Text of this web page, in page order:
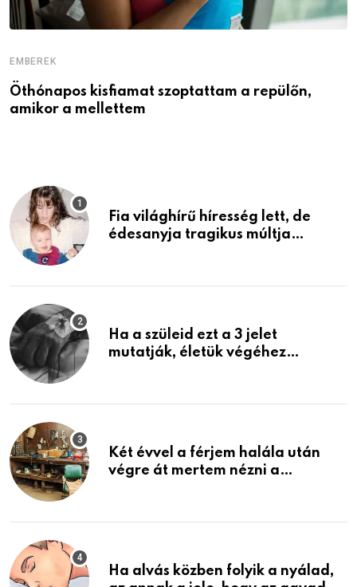
EMBEREK
Öthónapos kisfiamat szoptattam a repülőn,
amikor a mellettem
Fia világhírű híresség lett, de
édesanyja tragikus múltja
Ha a szüleid ezt a 3 jelet
mutatják, életük végéhez
Két évvel a férjem halála után
végre át mertem nézni a
életemet
Ha alvás közben folyik a nyálad,